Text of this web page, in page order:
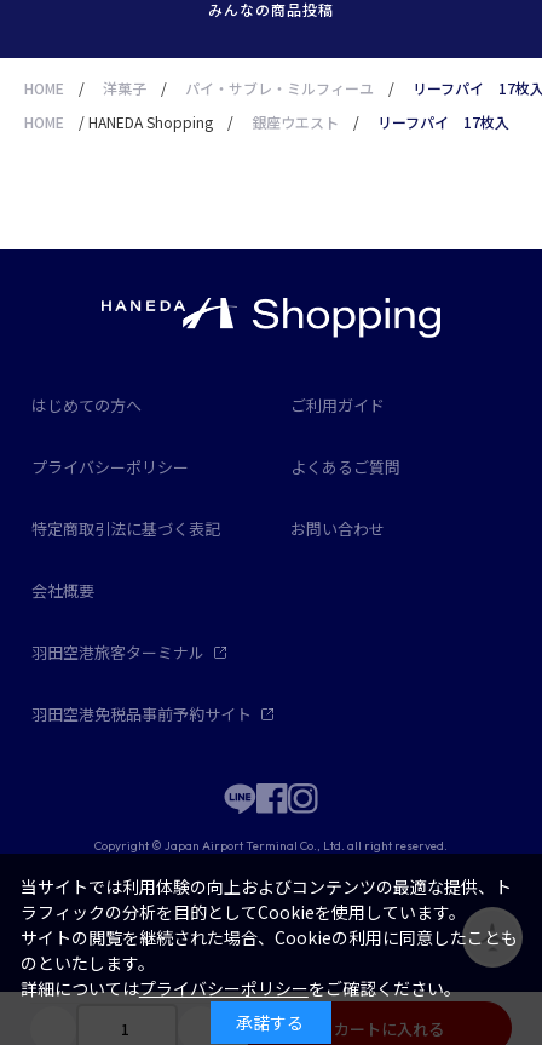
HOME / 洋菓子 / パイ・サブレ・ミルフィーユ /
リーフパイ 17枚
HOME
/HANEDA Shopping / 銀座ウエスト / リーフパイ 17枚入
カートに入れる
みんなの商品投稿
はじめての方へ ご利用ガイド
プライバシーポリシー よくあるご質問
特定商取引法に基づく表記 お問い合わせ
会社概要
羽田空港旅客ターミナル
羽田空港免税品事前予約サイト
Copyright © Japan Airport Terminal Co., Ltd. all right reserved.
当サイトでは利用体験の向上およびコンテンツの最適な提供、ト
ラフィックの分析を目的としてCookieを使用しています。
サイトの閲覧を継続された場合、Cookieの利用に同意したことも
のといたします。
詳細についてはプライバシーポリシーをご確認ください。
承諾する